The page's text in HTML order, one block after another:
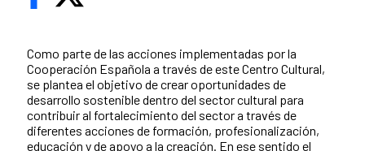
Como parte de las acciones implementadas por la
Cooperación Española a través de este Centro Cultural,
se plantea el objetivo de crear oportunidades de
desarrollo sostenible dentro del sector cultural para
contribuir al fortalecimiento del sector a través de
diferentes acciones de formación, profesionalización,
educación y de apoyo a la creación. En ese sentido el